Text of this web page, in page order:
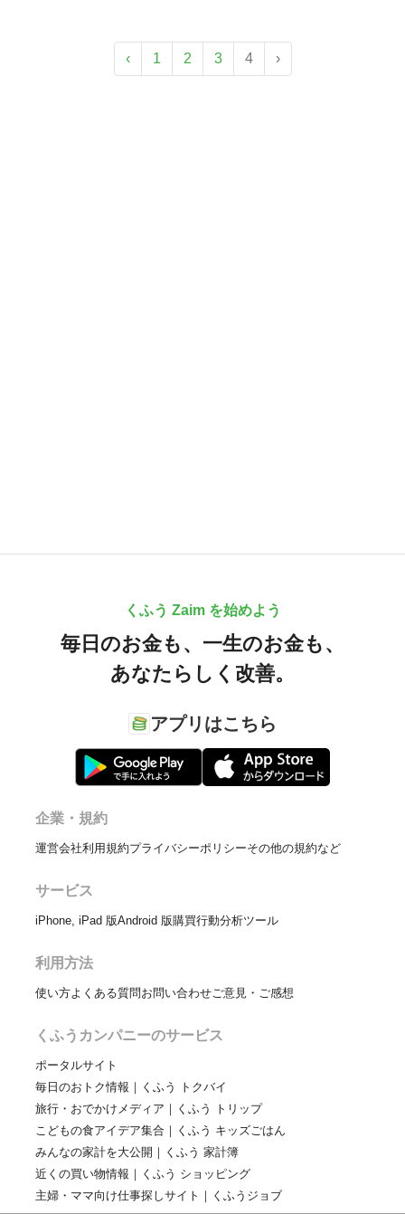
‹ 1 2 3 4 ›
くふう Zaim を始めよう
毎日のお金も、 一生のお金も、
あなたらしく改善。
アプリはこちら
企業・規約
運営会社利用規約プライバシーポリシーその他の規約など
サービス
iPhone, iPad 版Android 版購買行動分析ツール
利用方法
使い方よくある質問お問い合わせご意見・ご感想
くふうカンパニーのサービス
ポータルサイト
毎日のおトク情報｜くふう トクバイ
旅行・おでかけメディア｜くふう トリップ
こどもの食アイデア集合｜くふう キッズごはん
みんなの家計を大公開｜くふう 家計簿
近くの買い物情報｜くふう ショッピング
主婦・ママ向け仕事探しサイト｜くふうジョブ